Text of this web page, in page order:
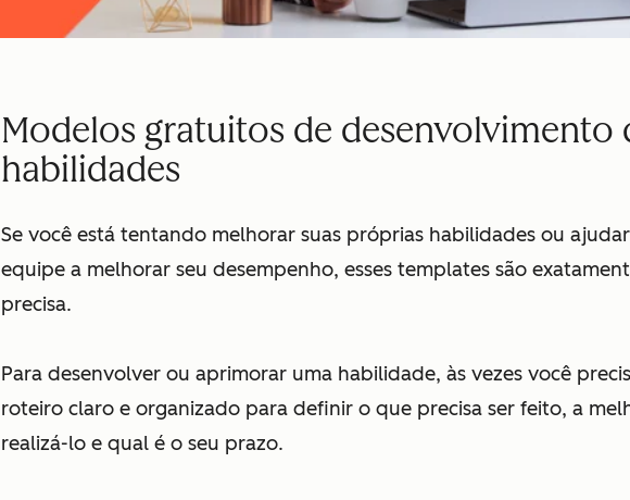
Modelos gratuitos de desenvolvimento
habilidades
Se você está tentando melhorar suas próprias habilidades ou
equipe a melhorar seu desempenho, esses templates são
precisa.
Para desenvolver ou aprimorar uma habilidade, às vezes você
roteiro claro e organizado para definir o que precisa ser feito, a
realizá-lo e qual é o seu prazo.